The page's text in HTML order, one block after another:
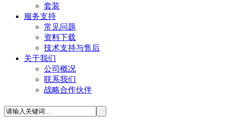
套装
服务支持
常见问题
资料下载
技术支持与售后
关于我们
公司概况
联系我们
战略合作伙伴